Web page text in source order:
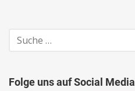
Suche
nach:
Folge uns auf Social Media